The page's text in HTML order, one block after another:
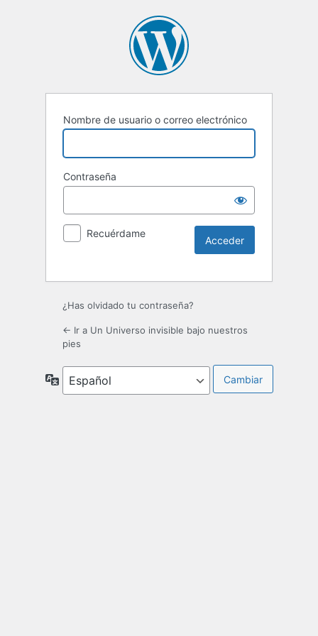
Nombre de usuario o correo electrónico
Contraseña
Recuérdame
¿Has olvidado tu contraseña?
← Ir a Un Universo invisible bajo nuestros
pies
Idioma